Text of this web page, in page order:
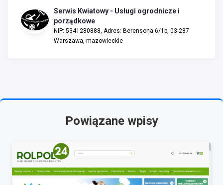
Serwis Kwiatowy - Usługi ogrodnicze i
porządkowe
NIP: 5341280888, Adres: Berensona 6/1b, 03-287
Warszawa, mazowieckie
Powiązane wpisy